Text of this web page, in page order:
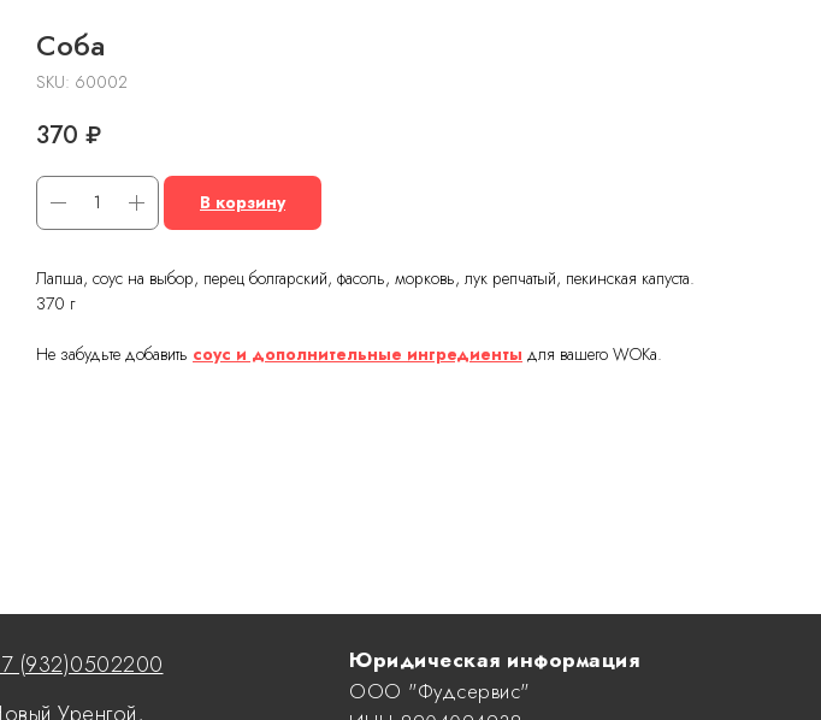
Соба
SKU: 60002
370 ₽
В корзину
Лапша, соус на выбор, перец болгарский, фасоль, морковь, лук репчатый, пекинская капуста.
370 г
Не забудьте добавить соус и дополнительные ингредиенты для вашего WOKa.
(932)0502200
Юридическая информация
ООО "Фудсервис"